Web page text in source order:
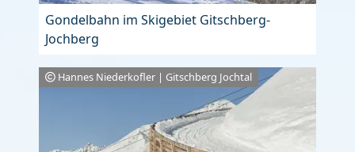
Gondelbahn im Skigebiet Gitschberg-
Jochberg
Hannes Niederkofler | Gitschberg Jochtal